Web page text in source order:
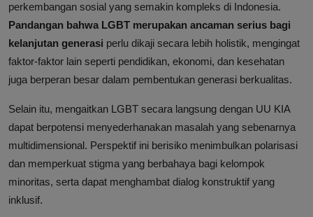
perkembangan sosial yang semakin kompleks di Indonesia.
Pandangan bahwa LGBT merupakan ancaman serius bagi
kelanjutan generasi perlu dikaji secara lebih holistik, mengingat
faktor-faktor lain seperti pendidikan, ekonomi, dan kesehatan
juga berperan besar dalam pembentukan generasi berkualitas.
Selain itu, mengaitkan LGBT secara langsung dengan UU KIA
dapat berpotensi menyederhanakan masalah yang sebenarnya
multidimensional. Perspektif ini berisiko menimbulkan polarisasi
dan memperkuat stigma yang berbahaya bagi kelompok
minoritas, serta dapat menghambat dialog konstruktif yang
inklusif.